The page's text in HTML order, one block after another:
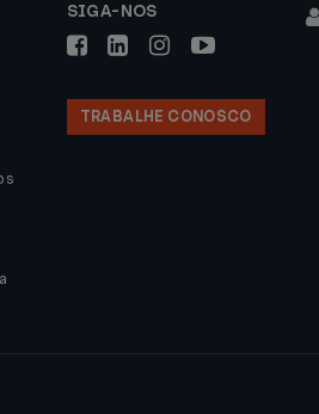
SIGA-NOS
TRABALHE CONOSCO